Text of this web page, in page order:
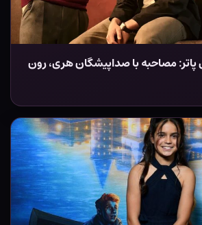
مصاحبه با صداپیشگان هری، رون